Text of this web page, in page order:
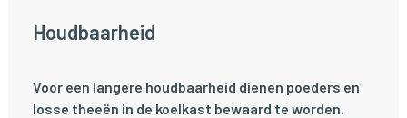
Houdbaarheid
Voor een langere houdbaarheid dienen poeders en
losse theeën in de koelkast bewaard te worden.